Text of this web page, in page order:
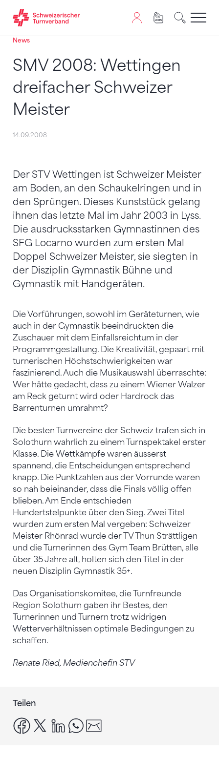
Zum Inhalt springen
Zur Sitemap navigieren
Zum Navigieren dieser Seite wird JavaScript benötigt.
News
SMV 2008: Wettingen
dreifacher Schweizer
Meister
14.09.2008
Der STV Wettingen ist Schweizer Meister
am Boden, an den Schaukelringen und in
den Sprüngen. Dieses Kunststück gelang
ihnen das letzte Mal im Jahr 2003 in Lyss.
Die ausdrucksstarken Gymnastinnen des
SFG Locarno wurden zum ersten Mal
Doppel Schweizer Meister, sie siegten in
der Disziplin Gymnastik Bühne und
Gymnastik mit Handgeräten.
Die Vorführungen, sowohl im Geräteturnen, wie
auch in der Gymnastik beeindruckten die
Zuschauer mit dem Einfallsreichtum in der
Programmgestaltung. Die Kreativität, gepaart mit
turnerischen Höchstschwierigkeiten war
faszinierend. Auch die Musikauswahl überraschte:
Wer hätte gedacht, dass zu einem Wiener Walzer
am Reck geturnt wird oder Hardrock das
Barrenturnen umrahmt?
Die besten Turnvereine der Schweiz trafen sich in
Solothurn wahrlich zu einem Turnspektakel erster
Klasse. Die Wettkämpfe waren äusserst
spannend, die Entscheidungen entsprechend
knapp. Die Punktzahlen aus der Vorrunde waren
so nah beieinander, dass die Finals völlig offen
blieben. Am Ende entschieden
Hundertstelpunkte über den Sieg. Zwei Titel
wurden zum ersten Mal vergeben: Schweizer
Meister Rhönrad wurde der TV Thun Strättligen
und die Turnerinnen des Gym Team Brütten, alle
über 35 Jahre alt, holten sich den Titel in der
neuen Disziplin Gymnastik 35+.
Das Organisationskomitee, die Turnfreunde
Region Solothurn gaben ihr Bestes, den
Turnerinnen und Turnern trotz widrigen
Wetterverhältnissen optimale Bedingungen zu
schaffen.
Renate Ried, Medienchefin STV
Teilen
facebook
x linkedinwhatsapp